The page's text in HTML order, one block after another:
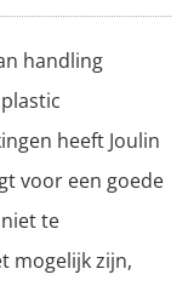
handling
heeft Joulin
voor een goede
te
mogelijk zijn,